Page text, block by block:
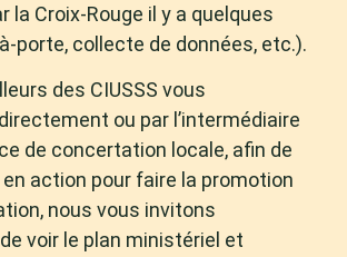
la Croix-Rouge il y a quelques
porte, collecte de données, etc.).
des CIUSSS vous
ou par l’intermédiaire
de concertation locale, afin de
action pour faire la promotion
nous vous invitons
voir le plan ministériel et